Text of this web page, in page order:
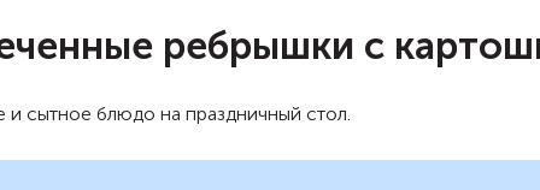
ребрышки с
и сытное блюдо на праздничный стол.